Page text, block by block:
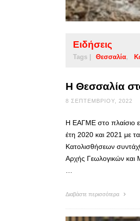
Ειδήσεις
Tags | Θεσσαλία
Η Θεσσαλία
8 ΣΕΠΤΕΜΒΡΊΟΥ, 2022
Η ΕΑΓΜΕ στο πλαίσιο
έτη 2020 και 2021 με
Κατολισθήσεων
Αρχής Γεωλογικών και
Διαβάστε περισσότερα